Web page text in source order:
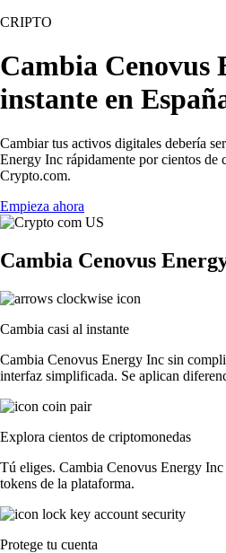
CRIPTO
Cambia Cenovus
instante en
Cambiar tus activos digitales debería
Energy Inc rápidamente por cientos de
Crypto.com.
Empieza ahora
Cambia Cenovus
Cambia casi al instante
Cambia Cenovus Energy Inc sin
interfaz simplificada. Se aplican
Explora cientos de criptomonedas
Tú eliges. Cambia Cenovus Energy
tokens de la plataforma.
Protege tu cuenta